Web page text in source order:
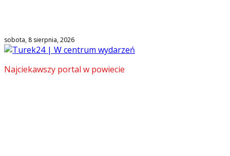
sobota, 8 sierpnia, 2026
Najciekawszy portal w powiecie